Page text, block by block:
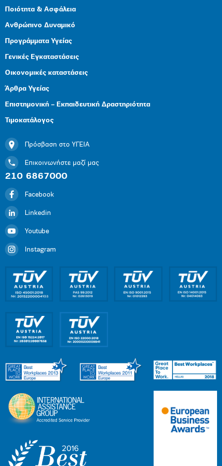
Ποιότητα & Ασφάλεια
Ανθρώπινο Δυναμικό
Προγράμματα Υγείας
Γενικές Εγκαταστάσεις
Οικονομικές καταστάσεις
Άρθρα Υγείας
Επιστημονική – Εκπαιδευτική Δραστηριότητα
Τιμοκατάλογος
Πρόσβαση στο ΥΓΕΙΑ
Επικοινωνήστε μαζί μας
210 6867000
Facebook
Linkedin
Youtube
Instagram